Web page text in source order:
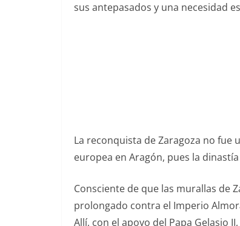
sus antepasados y una necesidad
La reconquista de Zaragoza no fue
europea en Aragón, pues la
Consciente de que las murallas de
prolongado contra el Imperio
Allí, con el apoyo del Papa Gelasio